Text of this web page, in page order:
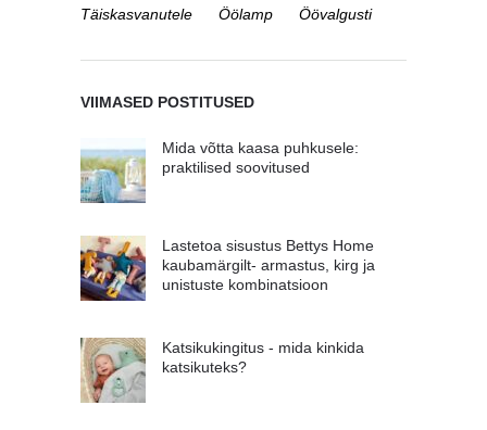
Täiskasvanutele
Öölamp Öövalgusti
VIIMASED POSTITUSED
Mida võtta kaasa puhkusele:
praktilised soovitused
Lastetoa sisustus Bettys Home
kaubamärgilt- armastus, kirg ja
unistuste kombinatsioon
Katsikukingitus - mida kinkida
katsikuteks?